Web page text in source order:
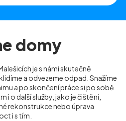
domy
je s námi skutečně
a odvezeme odpad. Snažíme
a po skončení práce si po sobě
i o další služby, jako je čištění,
rekonstrukce nebo úprava
i s tím.